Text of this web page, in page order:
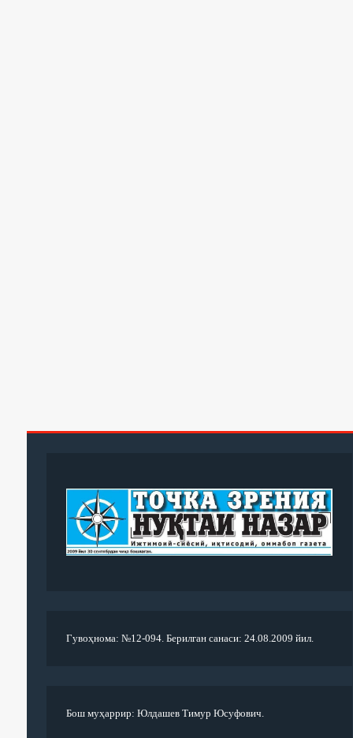
Гувоҳнома: №12-094. Берилган санаси: 24.08.2009 йил.
Бош муҳаррир: Юлдашев Тимур Юсуфович.